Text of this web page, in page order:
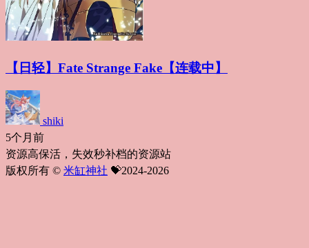
【日轻】Fate Strange Fake【连载中】
shiki
5个月前
资源高保活，失效秒补档的资源站
版权所有 © 米缸神社 💝2024-2026